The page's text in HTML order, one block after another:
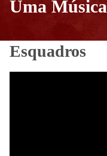
Uma Música
Esquadros